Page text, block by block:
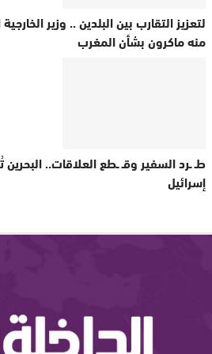
لتعزيز التقارب بين البلدين .. وزير
منه ماكرون بشأن المغرب
طـ ـرد السفير وقـ ـطع العلاقات..
إسرائيل